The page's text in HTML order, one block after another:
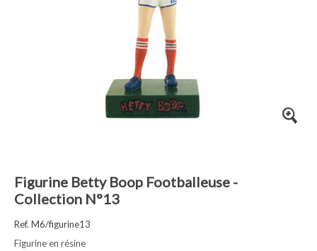
Figurine Betty Boop Footballeuse -
Collection N°13
Ref. M6/figurine13
Figurine en résine